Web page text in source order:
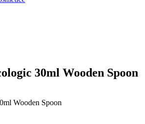
30ml Wooden Spoon
Wooden Spoon